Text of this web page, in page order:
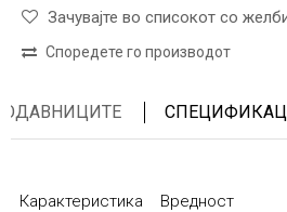
Зачувајте во списокот со
Споредете го производот
Карактеристика
Вредност